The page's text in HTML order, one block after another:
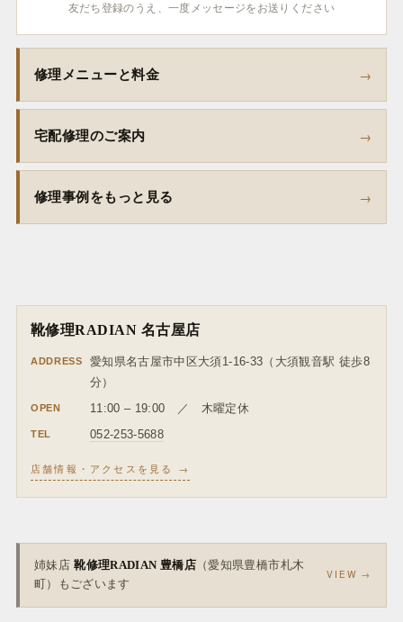
友だち登録のうえ、一度メッセージをお送りください
修理メニューと料金
宅配修理のご案内
修理事例をもっと見る
靴修理RADIAN 名古屋店
ADDRESS
愛知県名古屋市中区大須1-16-33（大須観音駅 徒歩8
分）
OPEN 11:00 – 19:00 ／ 木曜定休
TEL 052-253-5688
店舗情報・アクセスを見る →
姉妹店靴修理RADIAN 豊橋店 （愛知県豊橋市札木
町）もございます
VIEW →